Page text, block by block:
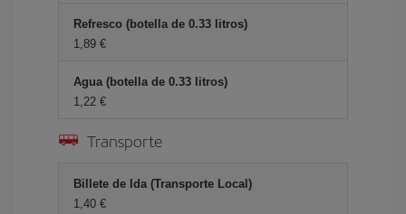
Refresco (botella de 0.33 litros)
1,89 €
Agua (botella de 0.33 litros)
1,22 €
Transporte
Billete de Ida (Transporte Local)
1,40 €